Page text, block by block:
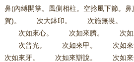
鼻(內縛開掌。風側相柱。空捻風下節。
賀)。 次大鉢印。 次施無畏。
次如來心。 次如來臍。 次如
次普光。 次如來甲。 次如
次如來牙。 次如來辯說。 次如來